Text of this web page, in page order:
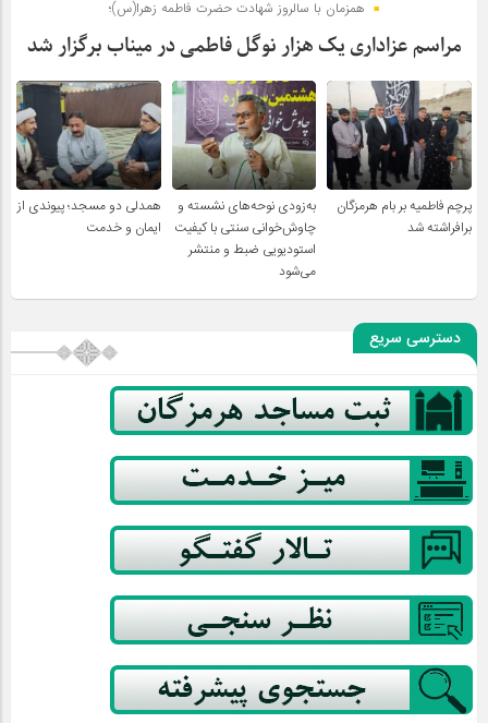
همزمان با سالروز شهادت حضرت فاطمه زهرا(س)؛
مراسم عزاداری یک هزار نوگل فاطمی در میناب برگزار شد
پرچم فاطمیه بر بام هرمزگان
برافراشته شد
به‌زودی نوحه‌های نشسته و
چاوش‌خوانی سنتی با کیفیت
استودیویی ضبط و منتشر
می‌شود
همدلی دو مسجد؛ پیوندی از
ایمان و خدمت
دسترسی سریع